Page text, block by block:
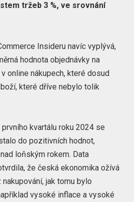
tržeb 3 %, ve srovnání
Insideru navíc vyplývá,
hodnota objednávky na
online nákupech, které dosud
které dříve nebylo tolik
kvartálu roku 2024 se
do pozitivních hodnot,
loňským rokem. Data
že česká ekonomika ožívá
jak tomu bylo
vysoké inflace a vysoké